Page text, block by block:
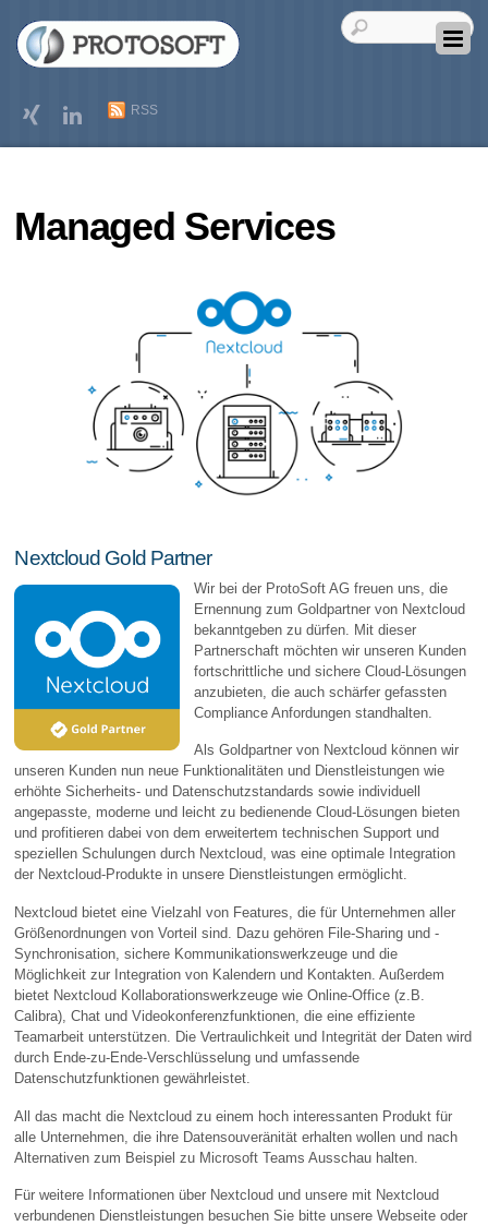
RSS
Managed Services
Nextcloud Gold Partner
Wir bei der ProtoSoft AG freuen uns, die
Ernennung zum Goldpartner von Nextcloud
bekanntgeben zu dürfen. Mit dieser
Partnerschaft möchten wir unseren Kunden
fortschrittliche und sichere Cloud-Lösungen
anzubieten, die auch schärfer gefassten
Compliance Anfordungen standhalten.
Als Goldpartner von Nextcloud können wir
unseren Kunden nun neue Funktionalitäten und Dienstleistungen wie
erhöhte Sicherheits- und Datenschutzstandards sowie individuell
angepasste, moderne und leicht zu bedienende Cloud-Lösungen bieten
und profitieren dabei von dem erweitertem technischen Support und
speziellen Schulungen durch Nextcloud, was eine optimale Integration
der Nextcloud-Produkte in unsere Dienstleistungen ermöglicht.
Nextcloud bietet eine Vielzahl von Features, die für Unternehmen aller
Größenordnungen von Vorteil sind. Dazu gehören File-Sharing und -
Synchronisation, sichere Kommunikationswerkzeuge und die
Möglichkeit zur Integration von Kalendern und Kontakten. Außerdem
bietet Nextcloud Kollaborationswerkzeuge wie Online-Office (z.B.
Calibra), Chat und Videokonferenzfunktionen, die eine effiziente
Teamarbeit unterstützen. Die Vertraulichkeit und Integrität der Daten wird
durch Ende-zu-Ende-Verschlüsselung und umfassende
Datenschutzfunktionen gewährleistet.
All das macht die Nextcloud zu einem hoch interessanten Produkt für
alle Unternehmen, die ihre Datensouveränität erhalten wollen und nach
Alternativen zum Beispiel zu Microsoft Teams Ausschau halten.
Für weitere Informationen über Nextcloud und unsere mit Nextcloud
verbundenen Dienstleistungen besuchen Sie bitte unsere Webseite oder